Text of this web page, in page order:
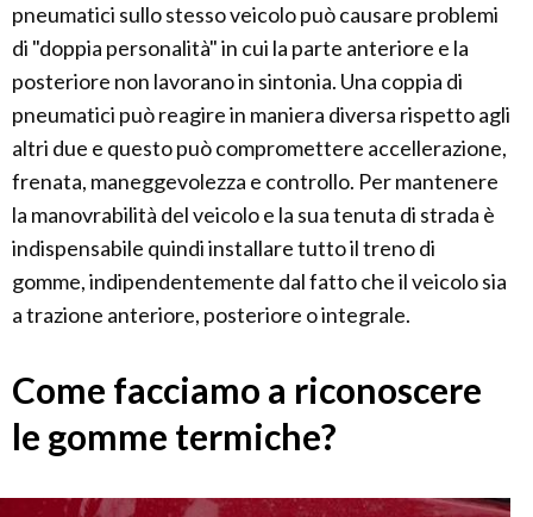
pneumatici sullo stesso veicolo può causare problemi
di "doppia personalità" in cui la parte anteriore e la
posteriore non lavorano in sintonia. Una coppia di
pneumatici può reagire in maniera diversa rispetto agli
altri due e questo può compromettere accellerazione,
frenata, maneggevolezza e controllo. Per mantenere
la manovrabilità del veicolo e la sua tenuta di strada è
indispensabile quindi installare tutto il treno di
gomme, indipendentemente dal fatto che il veicolo sia
a trazione anteriore, posteriore o integrale.
Come facciamo a riconoscere
le gomme termiche?